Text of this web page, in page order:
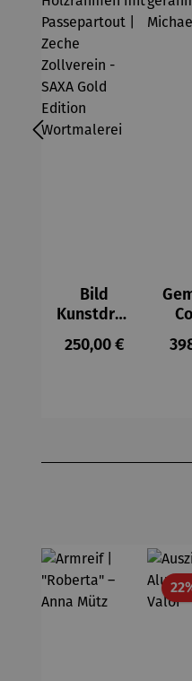
Bild
Kunstdruc
k im
Holzrahm
rei
Regulärer Preis:
250,00 €